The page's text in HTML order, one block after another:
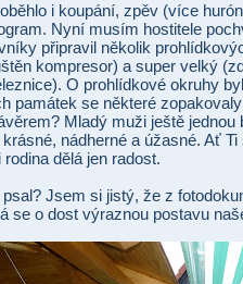
i koupání, zpěv (více
Nyní musím hostitele
připravil několik
kompresor) a super velký
O prohlídkové okruhy
památek se některé
Mladý muži ještě jednou
nádherné a úžasné. Ať
dělá jen radost.
Jsem si jistý, že z
se o dost výraznou postavu